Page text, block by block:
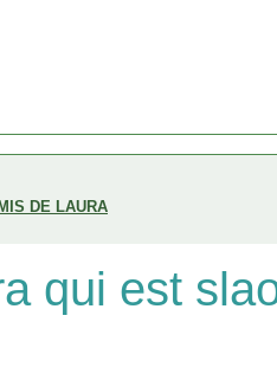
DE LAURA
qui est